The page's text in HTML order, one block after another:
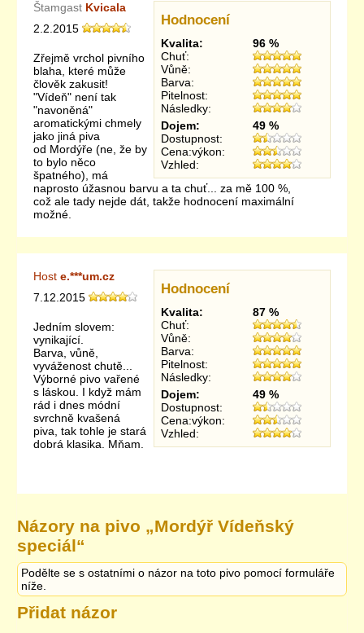
Hodnocení
Kvalita:
96 %
Chuť:
Vůně:
Barva:
Pitelnost:
Následky:
Dojem:
49 %
Dostupnost:
Cena:výkon:
Vzhled:
Štamgast Kvicala
2.2.2015
Zřejmě vrchol pivního
blaha, které může
člověk zakusit!
"Vídeň" není tak
"navoněná"
aromatickými chmely
jako jiná piva
od Mordýře (ne, že by
to bylo něco
špatného), má
naprosto úžasnou barvu a ta chuť... za mě 100 %,
což ale tady nejde dát, takže hodnocení maximální
možné.
Hodnocení
Kvalita:
87 %
Chuť:
Vůně:
Barva:
Pitelnost:
Následky:
Dojem:
49 %
Dostupnost:
Cena:výkon:
Vzhled:
Host e.***um.cz
7.12.2015
Jedním slovem:
vynikající.
Barva, vůně,
vyváženost chutě...
Výborné pivo vařené
s láskou. I když mám
rád i dnes módní
svrchně kvašená
piva, tak tohle je stará
dobrá klasika. Mňam.
Názory na pivo „Mordýř Vídeňský
speciál“
Podělte se s ostatními o názor na toto pivo pomocí formuláře
níže.
Přidat názor